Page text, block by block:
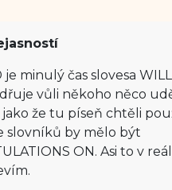
je minulý čas slovesa
vůli někoho něco
že tu píseň chtěli
slovníků by mělo být
ON. Asi to v